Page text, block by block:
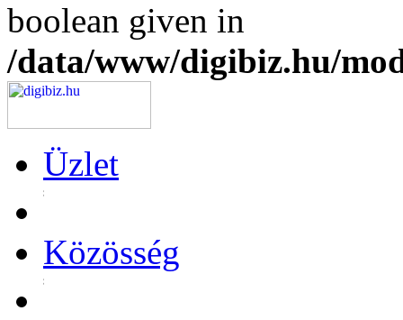
boolean given in
/data/www/digibiz.hu/
Üzlet
Közösség